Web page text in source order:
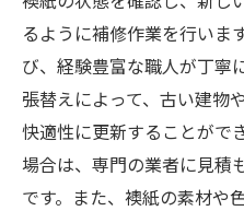
るように補修作業を行いま
び、経験豊富な職人が丁寧
張替えによって、古い建物
快適性に更新することがで
場合は、専門の業者に見積
です。また、襖紙の素材や